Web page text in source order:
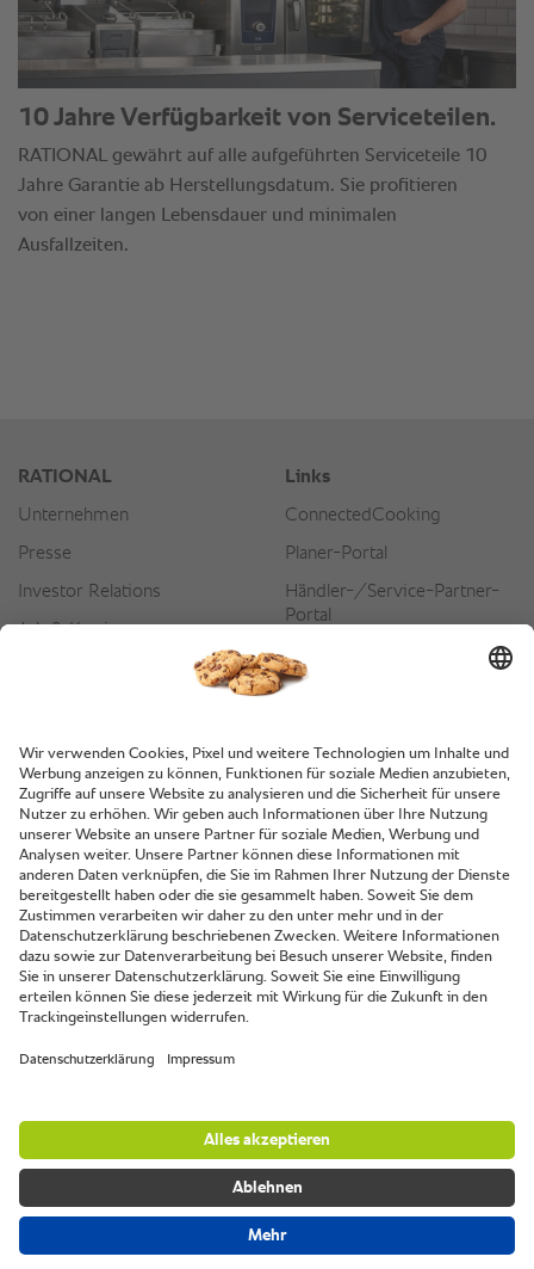
10 Jahre Verfügbarkeit von Serviceteilen.
RATIONAL gewährt auf alle aufgeführten Serviceteile 10
Jahre Garantie ab Herstellungsdatum. Sie profitieren
von einer langen Lebensdauer und minimalen
Ausfallzeiten.